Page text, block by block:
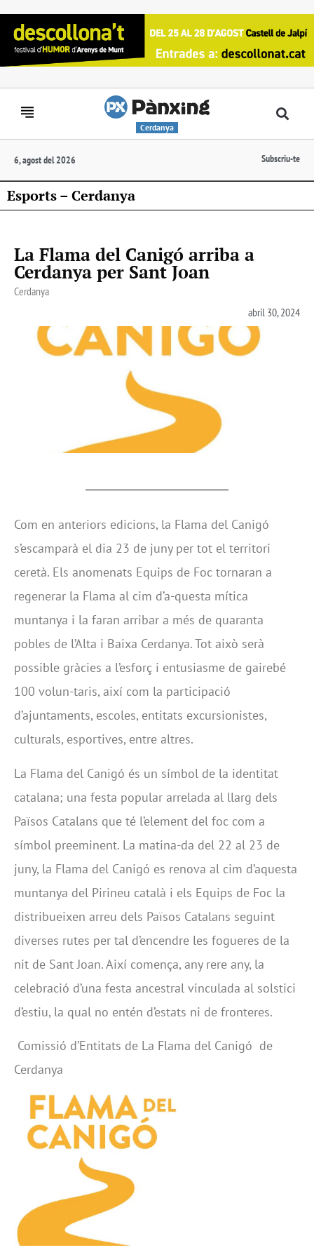
Cerdanya
6, agost del 2026 Subscriu-te
Esports – Cerdanya
La Flama del Canigó arriba a
Cerdanya per Sant Joan
Cerdanya
abril 30, 2024
Com en anteriors edicions, la Flama del Canigó
s’escamparà el dia 23 de juny per tot el territori
ceretà. Els anomenats Equips de Foc tornaran a
regenerar la Flama al cim d’a-questa mítica
muntanya i la faran arribar a més de quaranta
pobles de l’Alta i Baixa Cerdanya. Tot això serà
possible gràcies a l’esforç i entusiasme de gairebé
100 volun-taris, així com la participació
d’ajuntaments, escoles, entitats excursionistes,
culturals, esportives, entre altres.
La Flama del Canigó és un símbol de la identitat
catalana; una festa popular arrelada al llarg dels
Països Catalans que té l’element del foc com a
símbol preeminent. La matina-da del 22 al 23 de
juny, la Flama del Canigó es renova al cim d’aquesta
muntanya del Pirineu català i els Equips de Foc la
distribueixen arreu dels Països Catalans seguint
diverses rutes per tal d’encendre les fogueres de la
nit de Sant Joan. Així comença, any rere any, la
celebració d’una festa ancestral vinculada al solstici
d’estiu, la qual no entén d’estats ni de fronteres.
Comissió d’Entitats de La Flama del Canigó de
Cerdanya